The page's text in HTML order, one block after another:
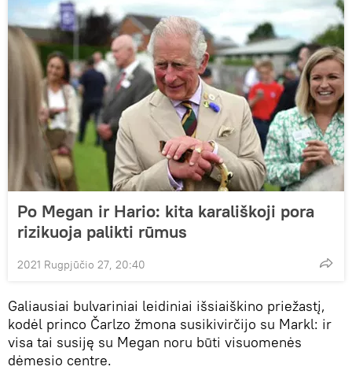
Po Megan ir Hario: kita karališkoji pora
rizikuoja palikti rūmus
2021 Rugpjūčio 27, 20:40
Galiausiai bulvariniai leidiniai išsiaiškino priežastį,
kodėl princo Čarlzo žmona susikivirčijo su Markl: ir
visa tai susiję su Megan noru būti visuomenės
dėmesio centre.